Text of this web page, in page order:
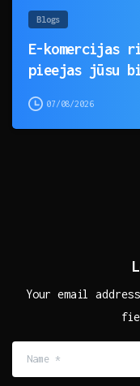
Blogs
E-komercijas
pieejas jūsu
07/08/2026
Your email